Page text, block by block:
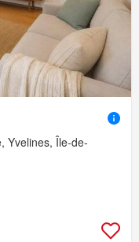
Yvelines, Île-de-